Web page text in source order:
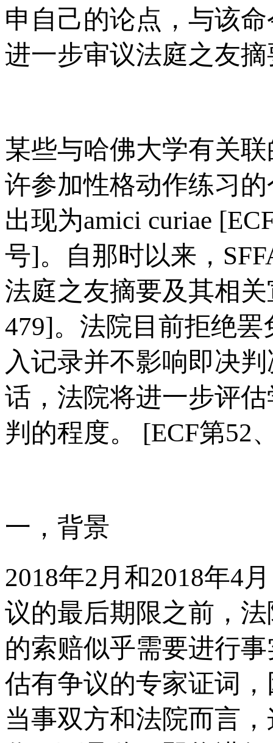
申自己的论点，与该
进一步审议法庭之友
某些与哈佛大学有关
许参加性格动作练习
出现为amici curiae
号]。自那时以来，
法庭之友摘要及其相
479]。法院目前拒绝
入记录并不影响即决
话，法院将进一步评
判的程度。 [ECF第52
一，背景
2018年2月和2018年4
议的最后期限之前，
的索赔似乎需要进行
估有争议的专家证词
当事双方和法院而言